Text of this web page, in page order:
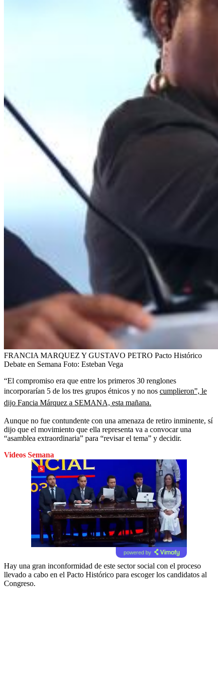
FRANCIA MARQUEZ Y GUSTAVO PETRO Pacto Histórico
Debate en Semana Foto: Esteban Vega
“El compromiso era que entre los primeros 30 renglones
incorporarían 5 de los tres grupos étnicos y no nos cumplieron”, le
dijo Fancia Márquez a SEMANA, esta mañana.
Aunque no fue contundente con una amenaza de retiro inminente, sí
dijo que el movimiento que ella representa va a convocar una
“asamblea extraordinaria” para “revisar el tema” y decidir.
Videos Semana
powered by
Hay una gran inconformidad de este sector social con el proceso
llevado a cabo en el Pacto Histórico para escoger los candidatos al
Congreso.